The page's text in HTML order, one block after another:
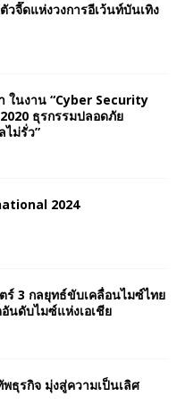
วจี๊ดแห่งวงการอีเว้นท์บันเทิง
ในงาน “Cyber Security
ธุรกรรมปลอดภัย
ม่รั่ว”
2024
ร์ 3 กลยุทธ์ขับเคลื่อนไมซ์ไทย
นดับไมซ์แห่งเอเชีย
ธุรกิจ มุ่งสู่ความเป็นเลิศ